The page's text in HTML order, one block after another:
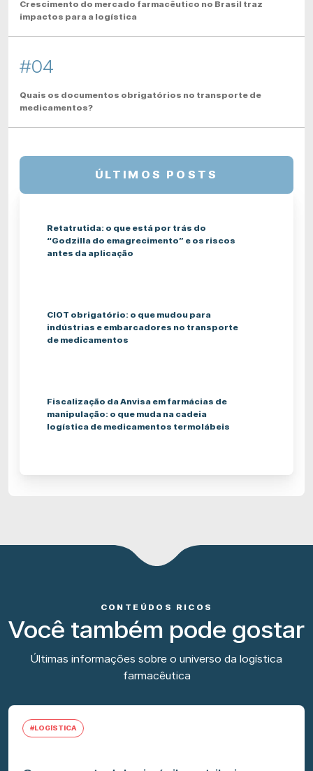
Crescimento do mercado farmacêutico no Brasil traz
impactos para a logística
#04
Quais os documentos obrigatórios no transporte de
medicamentos?
ÚLTIMOS POSTS
Retatrutida: o que está por trás do
“Godzilla do emagrecimento” e os riscos
antes da aplicação
CIOT obrigatório: o que mudou para
indústrias e embarcadores no transporte
de medicamentos
Fiscalização da Anvisa em farmácias de
manipulação: o que muda na cadeia
logística de medicamentos termolábeis
CONTEÚDOS RICOS
Você também pode gostar
Últimas informações sobre o universo da logística
farmacêutica
#LOGÍSTICA